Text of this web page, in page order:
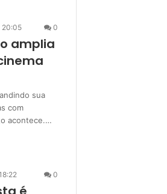
20:05 0
amplia
sua
com
acontece.…
0